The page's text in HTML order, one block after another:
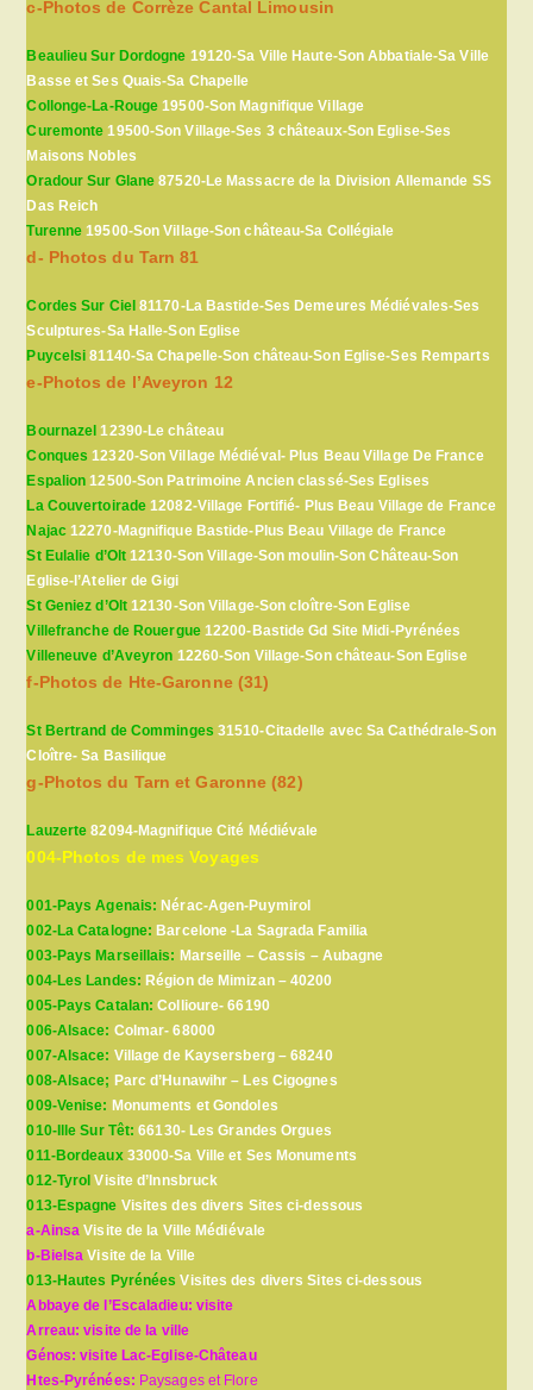
c-Photos de Corrèze Cantal Limousin
Beaulieu Sur Dordogne 19120-Sa Ville Haute-Son Abbatiale-Sa Ville
Basse et Ses Quais-Sa Chapelle
Collonge-La-Rouge 19500-Son Magnifique Village
Curemonte 19500-Son Village-Ses 3 châteaux-Son Eglise-Ses
Maisons Nobles
Oradour Sur Glane 87520-Le Massacre de la Division Allemande SS
Das Reich
Turenne 19500-Son Village-Son château-Sa Collégiale
d- Photos du Tarn 81
Cordes Sur Ciel81170-La Bastide-Ses Demeures Médiévales-Ses
Sculptures-Sa Halle-Son Eglise
Puycelsi 81140-Sa Chapelle-Son château-Son Eglise-Ses Remparts
e-Photos de l’Aveyron 12
Bournazel 12390-Le château
Conques 12320-Son Village Médiéval- Plus Beau Village De France
Espalion 12500-Son Patrimoine Ancien classé-Ses Eglises
La Couvertoirade 12082-Village Fortifié- Plus Beau Village de France
Najac12270-Magnifique Bastide-Plus Beau Village de France
St Eulalie d’Olt 12130-Son Village-Son moulin-Son Château-Son
Eglise-l’Atelier de Gigi
St Geniez d’Olt12130-Son Village-Son cloître-Son Eglise
Villefranche de Rouergue12200-Bastide Gd Site Midi-Pyrénées
Villeneuve d’Aveyron 12260-Son Village-Son château-Son Eglise
f-Photos de Hte-Garonne (31)
St Bertrand de Comminges 31510-Citadelle avec Sa Cathédrale-Son
Cloître- Sa Basilique
g-Photos du Tarn et Garonne (82)
Lauzerte 82094-Magnifique Cité Médiévale
004-Photos de mes Voyages
001-Pays Agenais: Nérac-Agen-Puymirol
002-La Catalogne:Barcelone -La Sagrada Familia
003-Pays Marseillais: Marseille – Cassis – Aubagne
004-Les Landes:Région de Mimizan – 40200
005-Pays Catalan:Collioure- 66190
006-Alsace: Colmar- 68000
007-Alsace: Village de Kaysersberg – 68240
008-Alsace; Parc d’Hunawihr – Les Cigognes
009-Venise: Monuments et Gondoles
010-Ille Sur Têt:66130- Les Grandes Orgues
011-Bordeaux33000-Sa Ville et Ses Monuments
012-Tyrol Visite d’Innsbruck
013-Espagne Visites des divers Sites ci-dessous
a-Ainsa Visite de la Ville Médiévale
b-Bielsa Visite de la Ville
013-Hautes Pyrénées Visites des divers Sites ci-dessous
Abbaye de l’Escaladieu: visite
Arreau: visite de la ville
Génos: visite Lac-Eglise-Château
Htes-Pyrénées: Paysages et Flore